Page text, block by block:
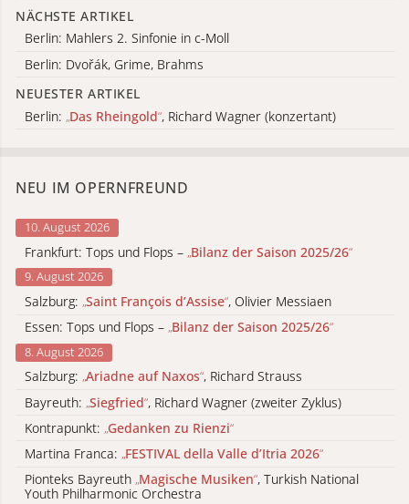
NÄCHSTE ARTIKEL
Berlin: Mahlers 2. Sinfonie in c-Moll
Berlin: Dvořák, Grime, Brahms
NEUESTER ARTIKEL
Berlin: „Das Rheingold“, Richard Wagner (konzertant)
NEU IM OPERNFREUND
10. August 2026
Frankfurt: Tops und Flops – „Bilanz der Saison 2025/26“
9. August 2026
Salzburg: „Saint François d’Assise“, Olivier Messiaen
Essen: Tops und Flops – „Bilanz der Saison 2025/26“
8. August 2026
Salzburg: „Ariadne auf Naxos“, Richard Strauss
Bayreuth: „Siegfried“, Richard Wagner (zweiter Zyklus)
Kontrapunkt: „Gedanken zu Rienzi“
Martina Franca: „FESTIVAL della Valle d’Itria 2026“
Pionteks Bayreuth „Magische Musiken“, Turkish National
Youth Philharmonic Orchestra